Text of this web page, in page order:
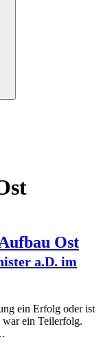
Ost
a.D. im
ein Erfolg oder ist
war ein Teilerfolg.